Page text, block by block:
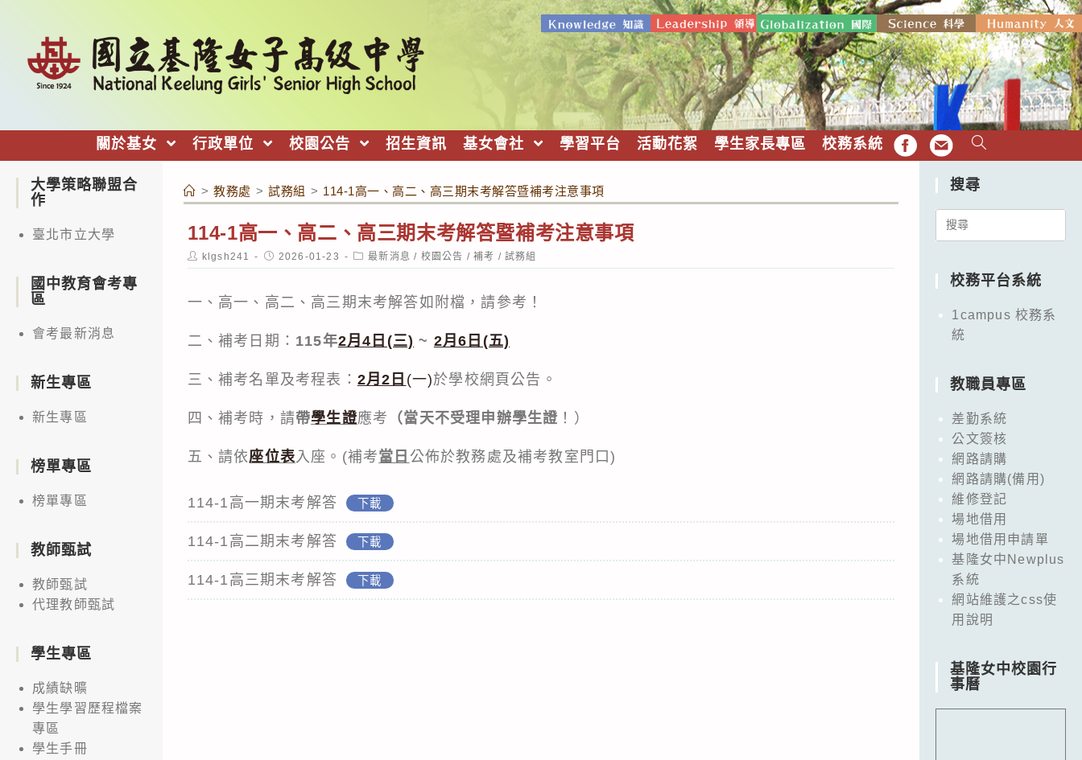
關於基女 行政單位 校園公告 招生資訊 基女會社 學習平台 活動花絮 學生家長專區 校務系統 FB EMAIL
> 教務處 > 試務組 > 114-1高一、高二、高三期末考解答暨補考注意事項
114-1高一、高二、高三期末考解答暨補考注意事項
Post
author:
klgsh241
Post
published:
2026-01-23
Post
category:
最新消息 / 校園公告 / 補考 / 試務組
一、高一、高二、高三期末考解答如附檔，請參考！
二、補考日期： 115年2月4日(三) ~ 2月6日(五)
三、補考名單及考程表： 2月2日 (一)於學校網頁公告。
四、補考時，請帶學生證應考 （當天不受理申辦學生證 ！）
五、請依座位表 入座。(補考當日 公佈於教務處及補考教室門口)
114-1高一期末考解答 下載
114-1高二期末考解答 下載
114-1高三期末考解答 下載
大學策略聯盟合
作
臺北市立大學
國中教育會考專
區
會考最新消息
新生專區
新生專區
榜單專區
榜單專區
教師甄試
教師甄試
代理教師甄試
學生專區
成績缺曠
學生學習歷程檔案
專區
學生手冊
搜尋
Search
校務平台系統
1campus 校務系
統
教職員專區
差勤系統
公文簽核
網路請購
網路請購(備用)
維修登記
場地借用
場地借用申請單
基隆女中Newplus
系統
網站維護之css使
用說明
基隆女中校園行
事曆